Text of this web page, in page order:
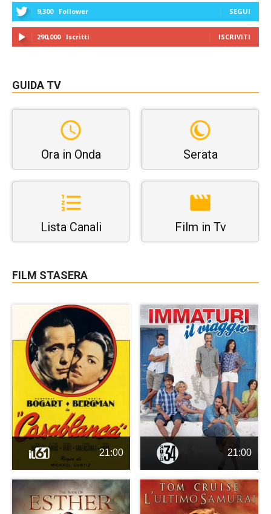
9,300 Follower SEGUI
290,000 Iscritti ISCRIVITI
GUIDA TV
Ora in Onda Serata
Lista Canali Film in Tv
FILM STASERA
21:00 21:00